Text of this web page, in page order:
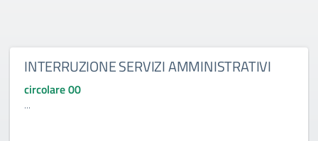
INTERRUZIONE SERVIZI AMMINISTRATIVI
circolare 00
...